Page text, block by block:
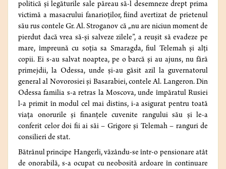
politică și legăturile sale păreau să-l desemneze drept prima
victimă a masacrului fanarioților, fiind avertizat de prietenul
său rus contele Gr. Al. Stroganov că „nu are niciun moment de
pierdut dacă vrea să-și salveze zilele”, a reușit să evadeze pe
mare, împreună cu soția sa Smaragda, fiul Telemah și alți
copii. Ei s-au salvat noaptea, pe o barcă și au ajuns, nu fără
primejdii, la Odessa, unde și-au găsit azil la guvernatorul
general al Novorosiei și Basarabiei, contele Al. Langeron. Din
Odessa familia s-a retras la Moscova, unde împăratul Rusiei
l-a primit în modul cel mai distins, i-a asigurat pentru toată
viața onorurile și finanțele cuvenite rangului său și le-a
conferit celor doi fii ai săi – Grigore și Telemah – ranguri de
consilieri de stat.
Bătrânul principe Hangerli, văzându-se într-o pensionare atât
de onorabilă, s-a ocupat cu neobosită ardoare în continuare